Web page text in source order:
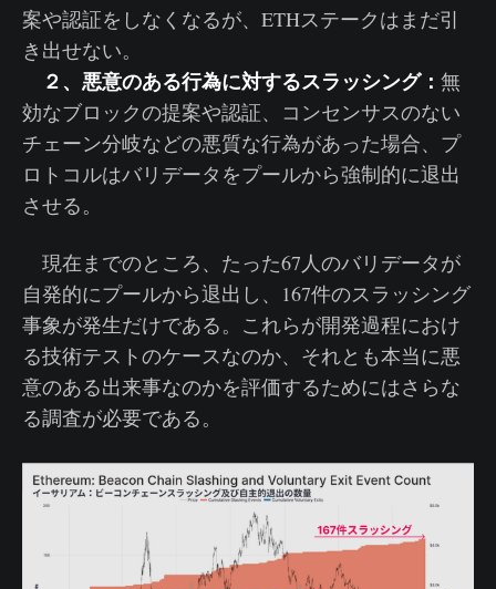
案や認証をしなくなるが、ETHステークはまだ引
き出せない。
２、悪意のある行為に対するスラッシング： 無
効なブロックの提案や認証、コンセンサスのない
チェーン分岐などの悪質な行為があった場合、プ
ロトコルはバリデータをプールから強制的に退出
させる。
現在までのところ、たった67人のバリデータが
自発的にプールから退出し、167件のスラッシング
事象が発生だけである。これらが開発過程におけ
る技術テストのケースなのか、それとも本当に悪
意のある出来事なのかを評価するためにはさらな
る調査が必要である。